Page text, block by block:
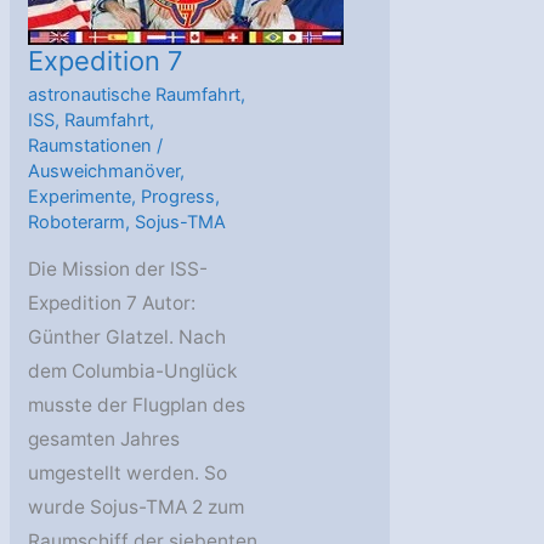
Expedition 7
astronautische Raumfahrt,
ISS, Raumfahrt,
Raumstationen /
Ausweichmanöver,
Experimente, Progress,
Roboterarm, Sojus-TMA
Die Mission der ISS-
Expedition 7 Autor:
Günther Glatzel. Nach
dem Columbia-Unglück
musste der Flugplan des
gesamten Jahres
umgestellt werden. So
wurde Sojus-TMA 2 zum